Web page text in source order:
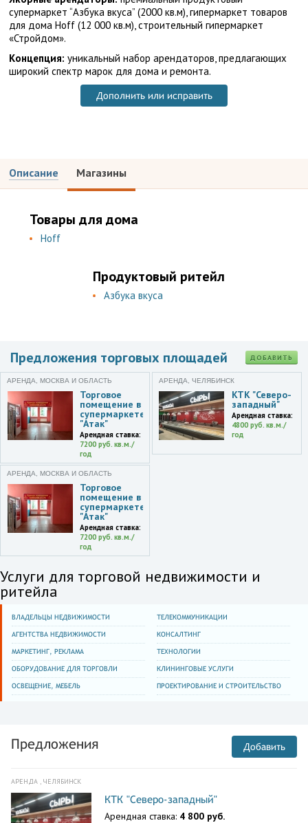
супермаркет “Азбука вкуса” (2000 кв.м), гипермаркет товаров
для дома Hoff (12 000 кв.м), строительный гипермаркет
«Стройдом».
Концепция: уникальный набор арендаторов, предлагающих
широкий спектр марок для дома и ремонта.
Дополнить или исправить
Описание Магазины
Товары для дома
Hoff
Продуктовый ритейл
Азбука вкуса
ДОБАВИТЬ
Предложения торговых площадей
АРЕНДА, МОСКВА И ОБЛАСТЬ
Торговое
помещение в
супермаркете
"Атак"
Арендная ставка:
7200 руб. кв.м./
год
АРЕНДА, ЧЕЛЯБИНСК
КТК "Северо-
западный"
Арендная ставка:
4800 руб. кв.м./
год
АРЕНДА, МОСКВА И ОБЛАСТЬ
Торговое
помещение в
супермаркете
"Атак"
Арендная ставка:
7200 руб. кв.м./
год
Услуги для торговой недвижимости и
ритейла
ВЛАДЕЛЬЦЫ НЕДВИЖИМОСТИ ТЕЛЕКОММУНИКАЦИИ
АГЕНТСТВА НЕДВИЖИМОСТИ КОНСАЛТИНГ
МАРКЕТИНГ, РЕКЛАМА ТЕХНОЛОГИИ
ОБОРУДОВАНИЕ ДЛЯ ТОРГОВЛИ КЛИНИНГОВЫЕ УСЛУГИ
ОСВЕЩЕНИЕ, МЕБЕЛЬ ПРОЕКТИРОВАНИЕ И СТРОИТЕЛЬСТВО
Предложения Добавить
АРЕНДА , ЧЕЛЯБИНСК
КТК "Северо-западный"
Арендная ставка: 4 800 руб.